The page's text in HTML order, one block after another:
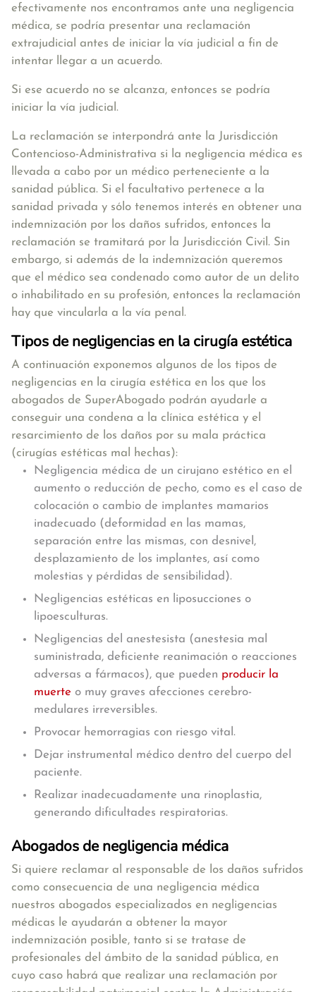
efectivamente nos encontramos ante una negligencia
médica, se podría presentar una reclamación
extrajudicial antes de iniciar la vía judicial a fin de
intentar llegar a un acuerdo.
Si ese acuerdo no se alcanza, entonces se podría
iniciar la vía judicial.
La reclamación se interpondrá ante la Jurisdicción
Contencioso-Administrativa si la negligencia médica es
llevada a cabo por un médico perteneciente a la
sanidad pública. Si el facultativo pertenece a la
sanidad privada y sólo tenemos interés en obtener una
indemnización por los daños sufridos, entonces la
reclamación se tramitará por la Jurisdicción Civil. Sin
embargo, si además de la indemnización queremos
que el médico sea condenado como autor de un delito
o inhabilitado en su profesión, entonces la reclamación
hay que vincularla a la vía penal.
Tipos de negligencias en la cirugía estética
A continuación exponemos algunos de los tipos de
negligencias en la cirugía estética en los que los
abogados de SuperAbogado podrán ayudarle a
conseguir una condena a la clínica estética y el
resarcimiento de los daños por su mala práctica
(cirugías estéticas mal hechas):
Negligencia médica de un cirujano estético en el
aumento o reducción de pecho, como es el caso de
colocación o cambio de implantes mamarios
inadecuado (deformidad en las mamas,
separación entre las mismas, con desnivel,
desplazamiento de los implantes, así como
molestias y pérdidas de sensibilidad).
Negligencias estéticas en liposucciones o
lipoesculturas.
Negligencias del anestesista (anestesia mal
suministrada, deficiente reanimación o reacciones
adversas a fármacos), que pueden producir la
muerte o muy graves afecciones cerebro-
medulares irreversibles.
Provocar hemorragias con riesgo vital.
Dejar instrumental médico dentro del cuerpo del
paciente.
Realizar inadecuadamente una rinoplastia,
generando dificultades respiratorias.
Abogados de negligencia médica
Si quiere reclamar al responsable de los daños sufridos
como consecuencia de una negligencia médica
nuestros abogados especializados en negligencias
médicas le ayudarán a obtener la mayor
indemnización posible, tanto si se tratase de
profesionales del ámbito de la sanidad pública, en
cuyo caso habrá que realizar una reclamación por